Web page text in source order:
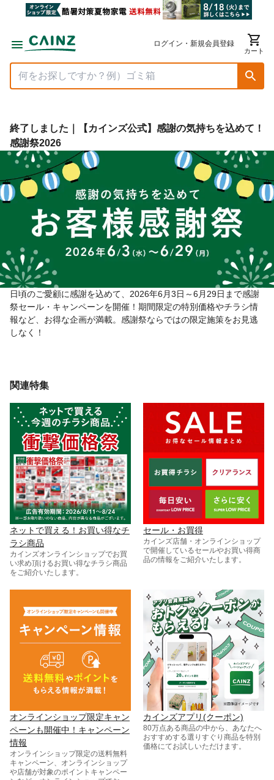
ログイン・新規会員登録
カート
終了しました｜【カインズ公式】感謝の気持ちを込めて！
感謝祭2026
日頃のご愛顧に感謝を込めて、2026年6月3日～6月29日まで感謝
祭セール・キャンペーンを開催！期間限定の特別価格やチラシ情
報など、お得な企画が満載。感謝祭ならではの限定施策をお見逃
しなく！
関連特集
ネットで買える！お買い得なチ
ラシ商品
カインズオンラインショップでお買
い求め頂けるお買い得なチラシ商品
をご紹介いたします。
セール・お買得
カインズ店舗・オンラインショップ
で開催しているセールやお買い得商
品の情報をご紹介いたします。
オンラインショップ限定キャン
ペーンも開催中！キャンペーン
情報
オンラインショップ限定の送料無料
キャンペーン、オンラインショップ
や店舗が対象のポイントキャンペー
カインズアプリ(クーポン)
80万点ある商品の中から、あなたへ
おすすめする選りすぐり商品を特別
価格にてお試しいただけます。